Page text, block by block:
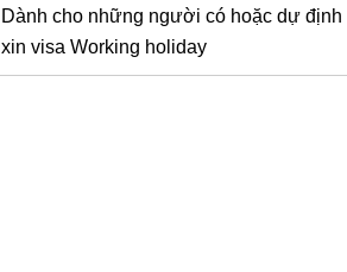
Dành cho những người có hoặc dự định
xin visa Working holiday